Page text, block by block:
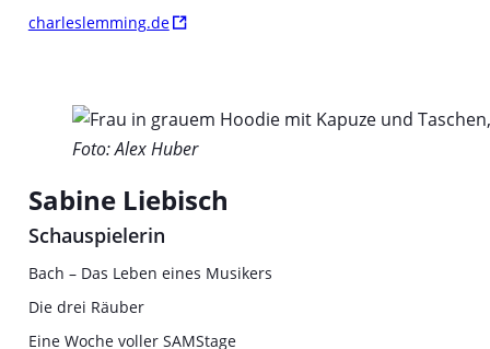
charleslemming.de
Foto: Alex Huber
Sabine Liebisch
Schauspielerin
Bach – Das Leben eines Musikers
Die drei Räuber
Eine Woche voller SAMStage